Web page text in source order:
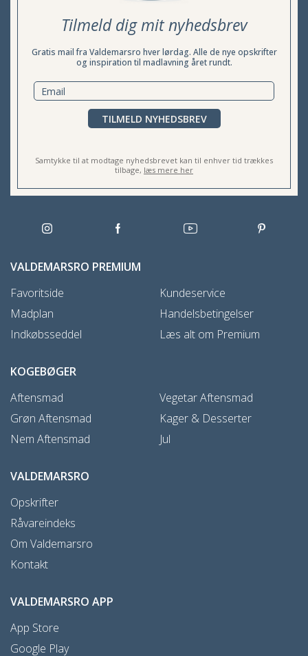
Tilmeld dig mit nyhedsbrev
Gratis mail fra Valdemarsro hver lørdag. Alle de nye opskrifter
og inspiration til madlavning året rundt.
TILMELD NYHEDSBREV
Samtykke til at modtage nyhedsbrevet kan til enhver tid trækkes
tilbage, læs mere her
VALDEMARSRO PREMIUM
Favoritside
Madplan
Indkøbsseddel
Kundeservice
Handelsbetingelser
Læs alt om Premium
KOGEBØGER
Aftensmad
Grøn Aftensmad
Nem Aftensmad
Vegetar Aftensmad
Kager & Desserter
Jul
VALDEMARSRO
Opskrifter
Råvareindeks
Om Valdemarsro
Kontakt
VALDEMARSRO APP
App Store
Google Play